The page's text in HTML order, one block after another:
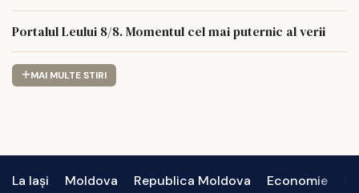
Portalul Leului 8/8. Momentul cel mai puternic al verii
MAI MULTE STIRI
La Iași Moldova Republica Moldova Economie